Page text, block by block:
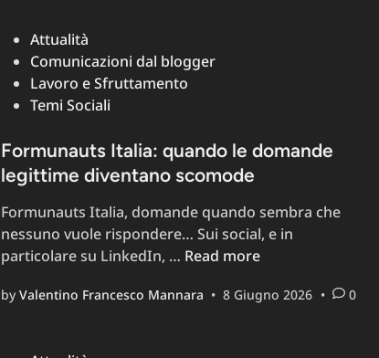
PostedAttualità
Comunicazioni dal blogger
Lavoro e Sfruttamento
Temi Sociali
Formunauts Italia: quando le domande
legittime diventano scomode
Formunauts Italia, domande quando sembra che
nessuno vuole rispondere… Sui social, e in
particolare su LinkedIn, … Formunauts
quando
Read more
byValentino Francesco Mannara • 8 Giugno 2026 • 0